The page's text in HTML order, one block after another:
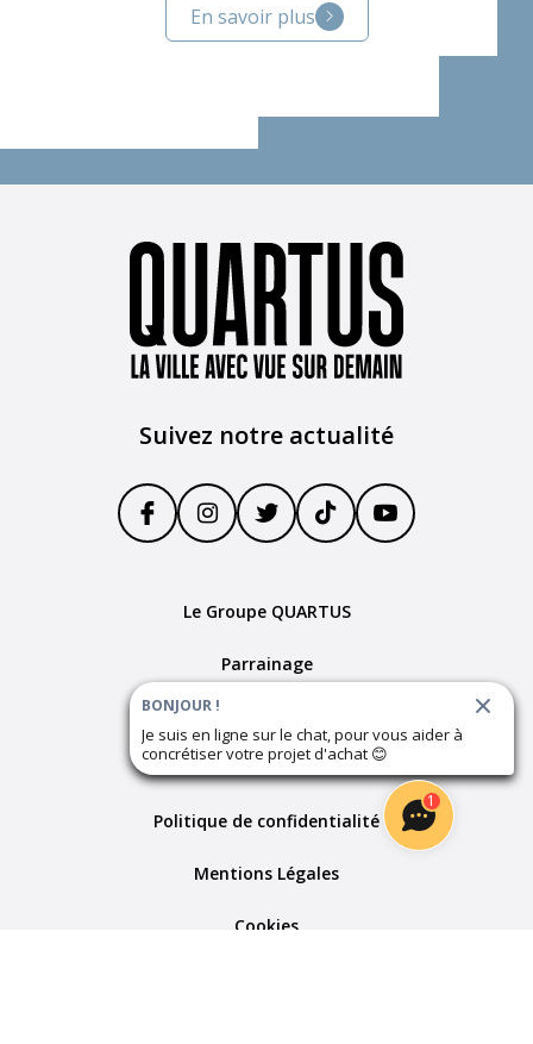
En savoir plus
Suivez notre actualité
Le Groupe QUARTUS
Parrainage
Devenir partenaire
Plan du site
Politique de confidentialité
Mentions Légales
Cookies
1
BONJOUR !
Je suis en ligne sur le chat, pour vous aider à
concrétiser votre projet d'achat 😊